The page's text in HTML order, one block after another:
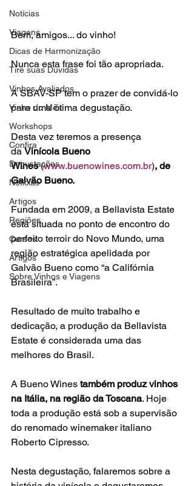
Notícias
Viagens
Dicas de Harmonização
Tire suas Dúvidas
Vinhos Avaliados
Vinho do Mês
Workshops
Confira
Degustações
Notícias
Artigos
Regiões
Cursos
Artigos
Sobre Vinhos e Viagens
Bem, amigos... do vinho!
Nunca esta frase foi tão apropriada.
A SBAV-SP tem o prazer de convidá-lo
para uma ótima degustação.
Desta vez teremos a presença
da Vinícola Bueno
Wines (www.buenowines.com.br), de
Galvão Bueno.
Fundada em 2009, a Bellavista Estate
está situada no ponto de encontro do
perfeito terroir do Novo Mundo, uma
região estratégica apelidada por
Galvão Bueno como “a Califórnia
Brasileira”.
Resultado de muito trabalho e
dedicação, a produção da Bellavista
Estate é considerada uma das
melhores do Brasil.
A Bueno Wines também produz vinhos
na Itália, na região da Toscana. Hoje
toda a produção está sob a supervisão
do renomado winemaker italiano
Roberto Cipresso.
Nesta degustação, falaremos sobre a